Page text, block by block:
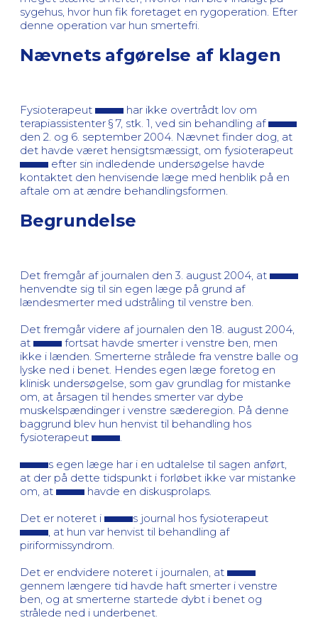
sygehus, hvor hun fik foretaget en rygoperation. Efter
denne operation var hun smertefri.
Nævnets afgørelse af klagen
Fysioterapeut
har ikke overtrådt lov om
terapiassistenter § 7, stk. 1, ved sin behandling af
den 2. og 6. september 2004. Nævnet finder dog, at
det havde været hensigtsmæssigt, om fysioterapeut
efter sin indledende undersøgelse havde
kontaktet den henvisende læge med henblik på en
aftale om at ændre behandlingsformen.
Begrundelse
Det fremgår af journalen den 3. august 2004, at
henvendte sig til sin egen læge på grund af
lændesmerter med udstråling til venstre ben.
Det fremgår videre af journalen den 18. august 2004,
at
fortsat havde smerter i venstre ben, men
ikke i lænden. Smerterne strålede fra venstre balle og
lyske ned i benet. Hendes egen læge foretog en
klinisk undersøgelse, som gav grundlag for mistanke
om, at årsagen til hendes smerter var dybe
muskelspændinger i venstre sæderegion. På denne
baggrund blev hun henvist til behandling hos
fysioterapeut
s egen læge har i en udtalelse til sagen anført,
at der på dette tidspunkt i forløbet ikke var mistanke
om, at
havde en diskusprolaps.
Det er noteret i
s journal hos fysioterapeut
, at hun var henvist til behandling af
piriformissyndrom.
Det er endvidere noteret i journalen, at
gennem længere tid havde haft smerter i venstre
ben, og at smerterne startede dybt i benet og
strålede ned i underbenet.